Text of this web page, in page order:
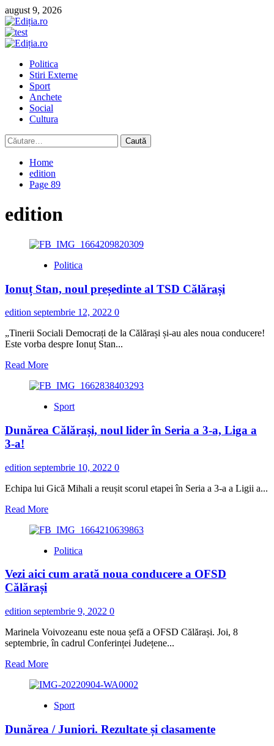
Skip
to
content
august 9, 2026
Primary
Politica
Stiri Externe
Sport
Anchete
Social
Cultura
Caută
după:
Home
edition
Page 89
edition
Politica
Ionuț Stan, noul președinte al TSD Călărași
edition septembrie 12, 2022 0
„Tinerii Sociali Democrați de la Călărași și-au ales noua conducere!
Este vorba despre Ionuț Stan...
Read MoreRead
about
Stan,
președinte
Călărași
Sport
Dunărea Călărași, noul lider în Seria a 3-a, Liga a
3-a!
edition septembrie 10, 2022 0
Echipa lui Gică Mihali a reușit scorul etapei în Seria a 3-a a Ligii a...
Read MoreRead
about
Călărași,
lider
a
3-
a,
Liga
3-
Politica
Vezi aici cum arată noua conducere a OFSD
Călărași
edition septembrie 9, 2022 0
Marinela Voivozeanu este noua șefă a OFSD Călărași. Joi, 8
septembrie, în cadrul Conferinței Județene...
Read MoreRead
about
aici
arată
Sport
Dunărea / Juniori. Rezultate și clasamente